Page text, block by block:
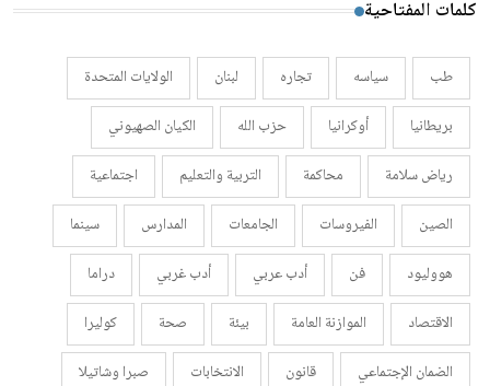
كلمات المفتاحية
طب سياسه تجاره لبنان
الولايات المتحدة
بريطانيا
أوكرانيا حزب الله
الكيان الصهيوني
رياض سلامة
محاكمة التربية والتعليم
اجتماعية
الصين
الفيروسات الجامعات المدارس
سينما
هووليود
فن أدب عربي أدب غربي
دراما
الاقتصاد
الموازنة العامة بيئة صحة
كوليرا
الضمان الإجتماعي
قانون الانتخابات
صبرا وشاتيلا